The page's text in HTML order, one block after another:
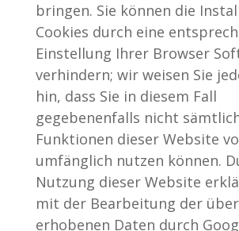
bringen. Sie können die
Cookies durch eine
Einstellung Ihrer Browser
verhindern; wir weisen Sie
hin, dass Sie in diesem Fall
gegebenenfalls nicht
Funktionen dieser Website
umfänglich nutzen können.
Nutzung dieser Website
mit der Bearbeitung der über
erhobenen Daten durch